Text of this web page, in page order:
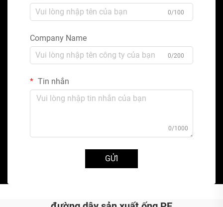
0/100
Company Name
0/200
Tin nhắn
0/1000
GỬI